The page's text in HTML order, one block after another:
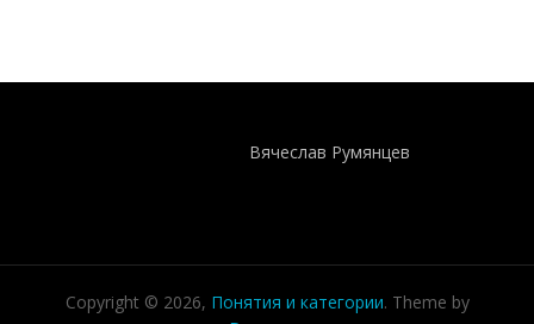
Вячеслав Румянцев
Copyright © 2026, Понятия и категории. Theme by